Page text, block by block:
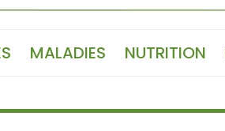
MALADIES NUTRITION